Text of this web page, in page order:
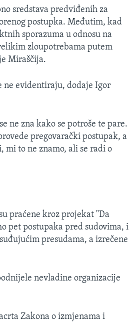
sredstava predviđenih za
postupka. Međutim, kad
sporazuma u odnosu na
zloupotrebama putem
Miraščija.
ne evidentiraju, dodaje Igor
ne zna kako se potroše te pare.
pregovarački postupak, a
mi to ne znamo, ali se radi o
praćene kroz projekat "Da
pet postupaka pred sudovima, i
presudama, a izrečene
nevladine organizacije
Zakona o izmjenama i